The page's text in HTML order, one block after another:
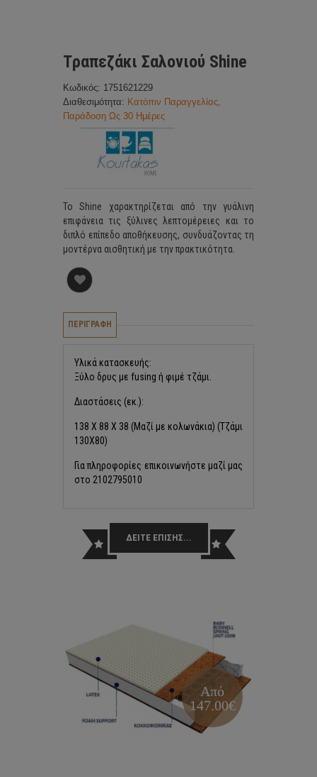
Tραπεζάκι Σαλονιού Shine
Κωδικός: 1751621229
Διαθεσιμότητα: Κατόπιν Παραγγελίας,
Παράδοση Ως 30 Ημέρες
Το Shine χαρακτηρίζεται από την γυάλινη
επιφάνεια τις ξύλινες λεπτομέρειες και το
διπλό επίπεδο αποθήκευσης, συνδυάζοντας τη
μοντέρνα αισθητική με την πρακτικότητα.
ΠΕΡΙΓΡΑΦΗ
Υλικά κατασκευής:
Ξύλο δρυς με fusing ή φιμέ τζάμι.
Διαστάσεις (εκ.):
138 X 88 Χ 38 (Μαζί με κολωνάκια) (Τζάμι
130Χ80)
Για πληροφορίες επικοινωνήστε μαζί μας
στo 2102795010
ΔΕΙΤΕ ΕΠΙΣΗΣ...
Από
147.00€